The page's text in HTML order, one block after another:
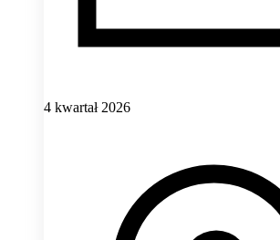
4 kwartał 2026